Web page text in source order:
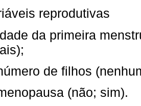
reprodutivas
da primeira
de filhos
(não; sim).